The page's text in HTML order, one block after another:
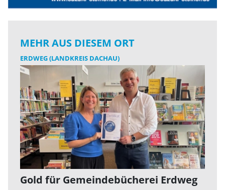
MEHR AUS DIESEM ORT
ERDWEG (LANDKREIS DACHAU)
Gold für Gemeindebücherei Erdweg